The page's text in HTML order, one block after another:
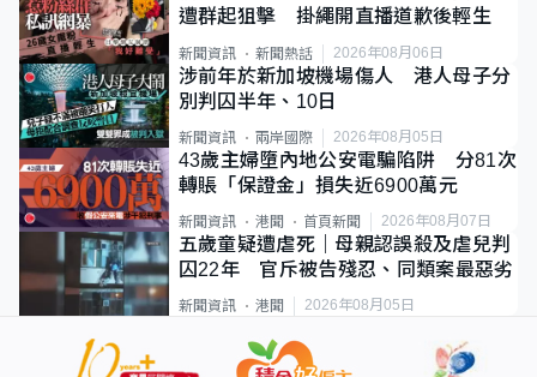
遭群起狙擊 掛繩開直播道歉後輕生
新聞資訊 新聞熱話 2026年08月06日
涉前年於新加坡機場傷人 港人母子分
別判囚半年、10日
新聞資訊 兩岸國際 2026年08月05日
43歲主婦墮內地公安電騙陷阱 分81次
轉賬「保證金」損失近6900萬元
新聞資訊 港聞 首頁新聞 2026年08月07日
五歲童疑遭虐死｜母親認誤殺及虐兒判
囚22年 官斥被告殘忍、同類案最惡劣
新聞資訊 港聞 2026年08月05日